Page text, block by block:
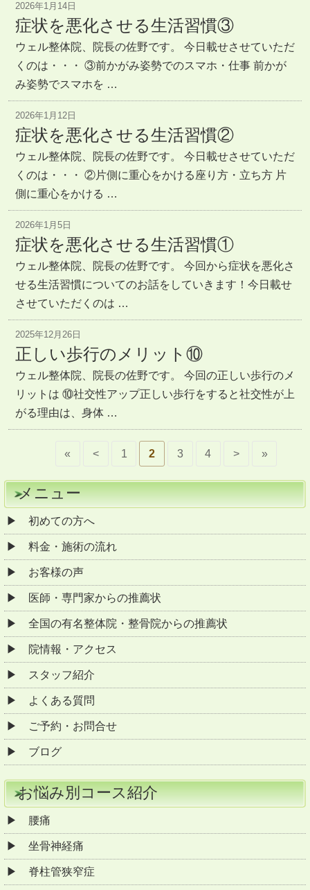
2026年1月14日
症状を悪化させる生活習慣③
ウェル整体院、院長の佐野です。 今日載せさせていただ
くのは・・・ ③前かがみ姿勢でのスマホ・仕事 前かが
み姿勢でスマホを …
2026年1月12日
症状を悪化させる生活習慣②
ウェル整体院、院長の佐野です。 今日載せさせていただ
くのは・・・ ②片側に重心をかける座り方・立ち方 片
側に重心をかける …
2026年1月5日
症状を悪化させる生活習慣①
ウェル整体院、院長の佐野です。 今回から症状を悪化さ
せる生活習慣についてのお話をしていきます！今日載せ
させていただくのは …
2025年12月26日
正しい歩行のメリット⑩
ウェル整体院、院長の佐野です。 今回の正しい歩行のメ
リットは ⑩社交性アップ正しい歩行をすると社交性が上
がる理由は、身体 …
« < 1 2 3 4 > »
メニュー
初めての方へ
料金・施術の流れ
お客様の声
医師・専門家からの推薦状
全国の有名整体院・整骨院からの推薦状
院情報・アクセス
スタッフ紹介
よくある質問
ご予約・お問合せ
ブログ
お悩み別コース紹介
腰痛
坐骨神経痛
脊柱管狭窄症